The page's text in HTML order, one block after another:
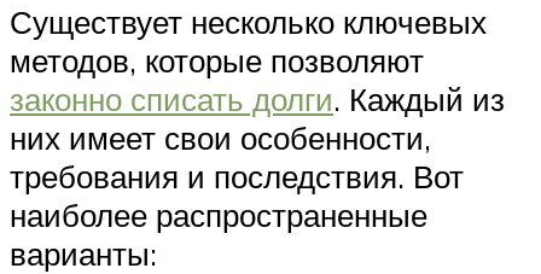
Существует несколько ключевых
методов, которые позволяют
законно списать долги. Каждый из
них имеет свои особенности,
требования и последствия. Вот
наиболее распространенные
варианты: